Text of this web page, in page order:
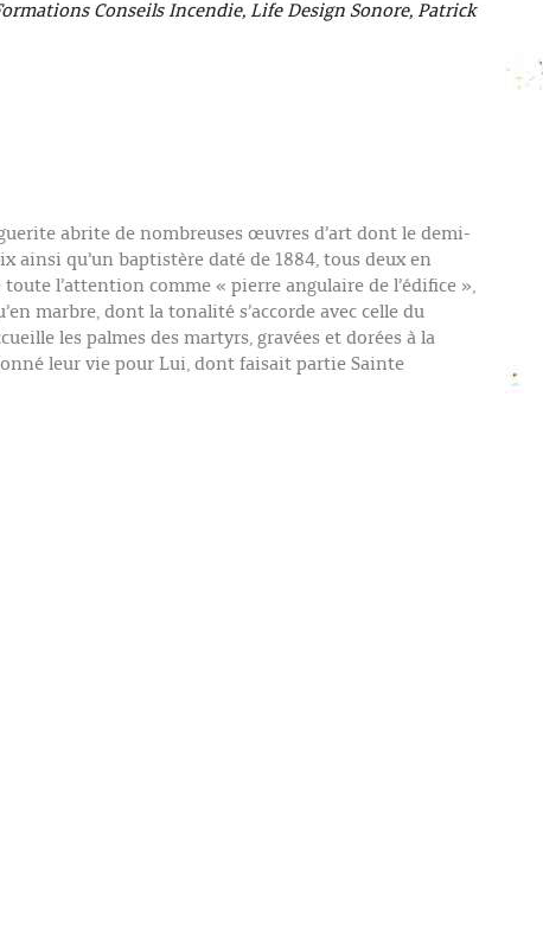
Conseils Incendie, Life Design Sonore, Patrick
abrite de nombreuses œuvres d’art dont le demi-
qu’un baptistère daté de 1884, tous deux en
l’attention comme « pierre angulaire de l’édifice »,
marbre, dont la tonalité s’accorde avec celle du
les palmes des martyrs, gravées et dorées à la
leur vie pour Lui, dont faisait partie Sainte